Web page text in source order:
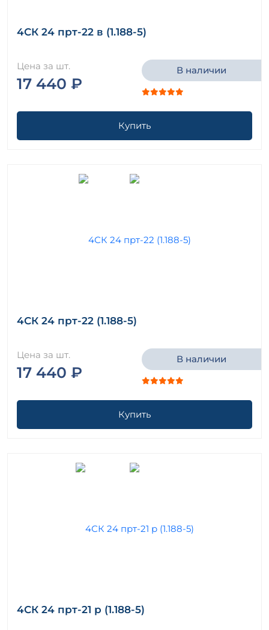
4СК 24 прт-22 в (1.188-5)
Цена за шт.
17 440 ₽
В наличии
Купить
4СК 24 прт-22 (1.188-5)
Цена за шт.
17 440 ₽
В наличии
Купить
4СК 24 прт-21 р (1.188-5)